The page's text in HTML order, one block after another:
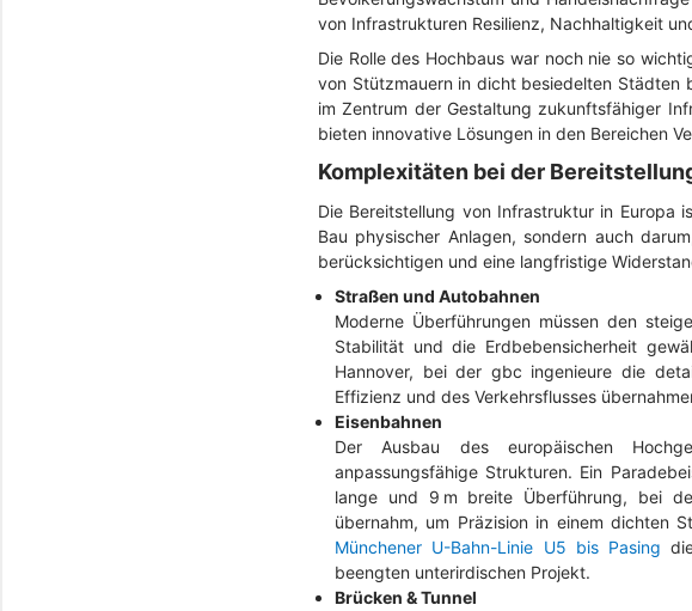
von Infrastrukturen Resilienz, Nachhaltigkeit
Die Rolle des Hochbaus war noch nie so
von Stützmauern in dicht besiedelten Städten
im Zentrum der Gestaltung zukunftsfähiger
bieten innovative Lösungen in den Bereichen
Komplexitäten bei der
Die Bereitstellung von Infrastruktur in Europa
Bau physischer Anlagen, sondern auch
berücksichtigen und eine langfristige
Straßen und Autobahnen
Moderne Überführungen müssen den
Stabilität und die Erdbebensicherheit
Hannover, bei der gbc ingenieure die
Effizienz und des Verkehrsflusses
Eisenbahnen
Der Ausbau des europäischen
anpassungsfähige Strukturen. Ein
lange und 9 m breite Überführung, bei
übernahm, um Präzision in einem dichten
Münchener U-Bahn-Linie U5 bis Pasing
beengten unterirdischen Projekt.
Brücken & Tunnel